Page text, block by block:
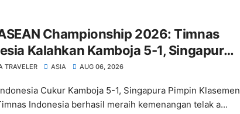
Championship 2026: Timnas
Kalahkan Kamboja 5-1, Singapura
TRAVELER ASIA AUG 06, 2026
Cukur Kamboja 5-1, Singapura Pimpin Klasemen
Indonesia berhasil meraih kemenangan telak a...